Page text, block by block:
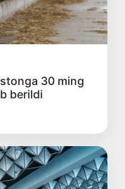
30 ming
berildi